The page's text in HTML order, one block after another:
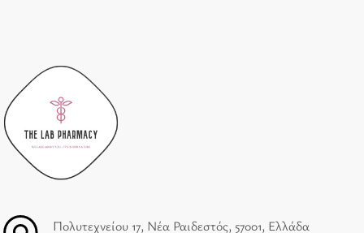
Πολυτεχνείου 17, Νέα Ραιδεστός, 57001, Ελλάδα